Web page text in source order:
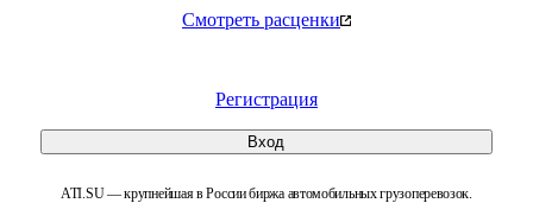
Смотреть расценки
Регистрация
Вход
ATI.SU — крупнейшая в России биржа автомобильных грузоперевозок.